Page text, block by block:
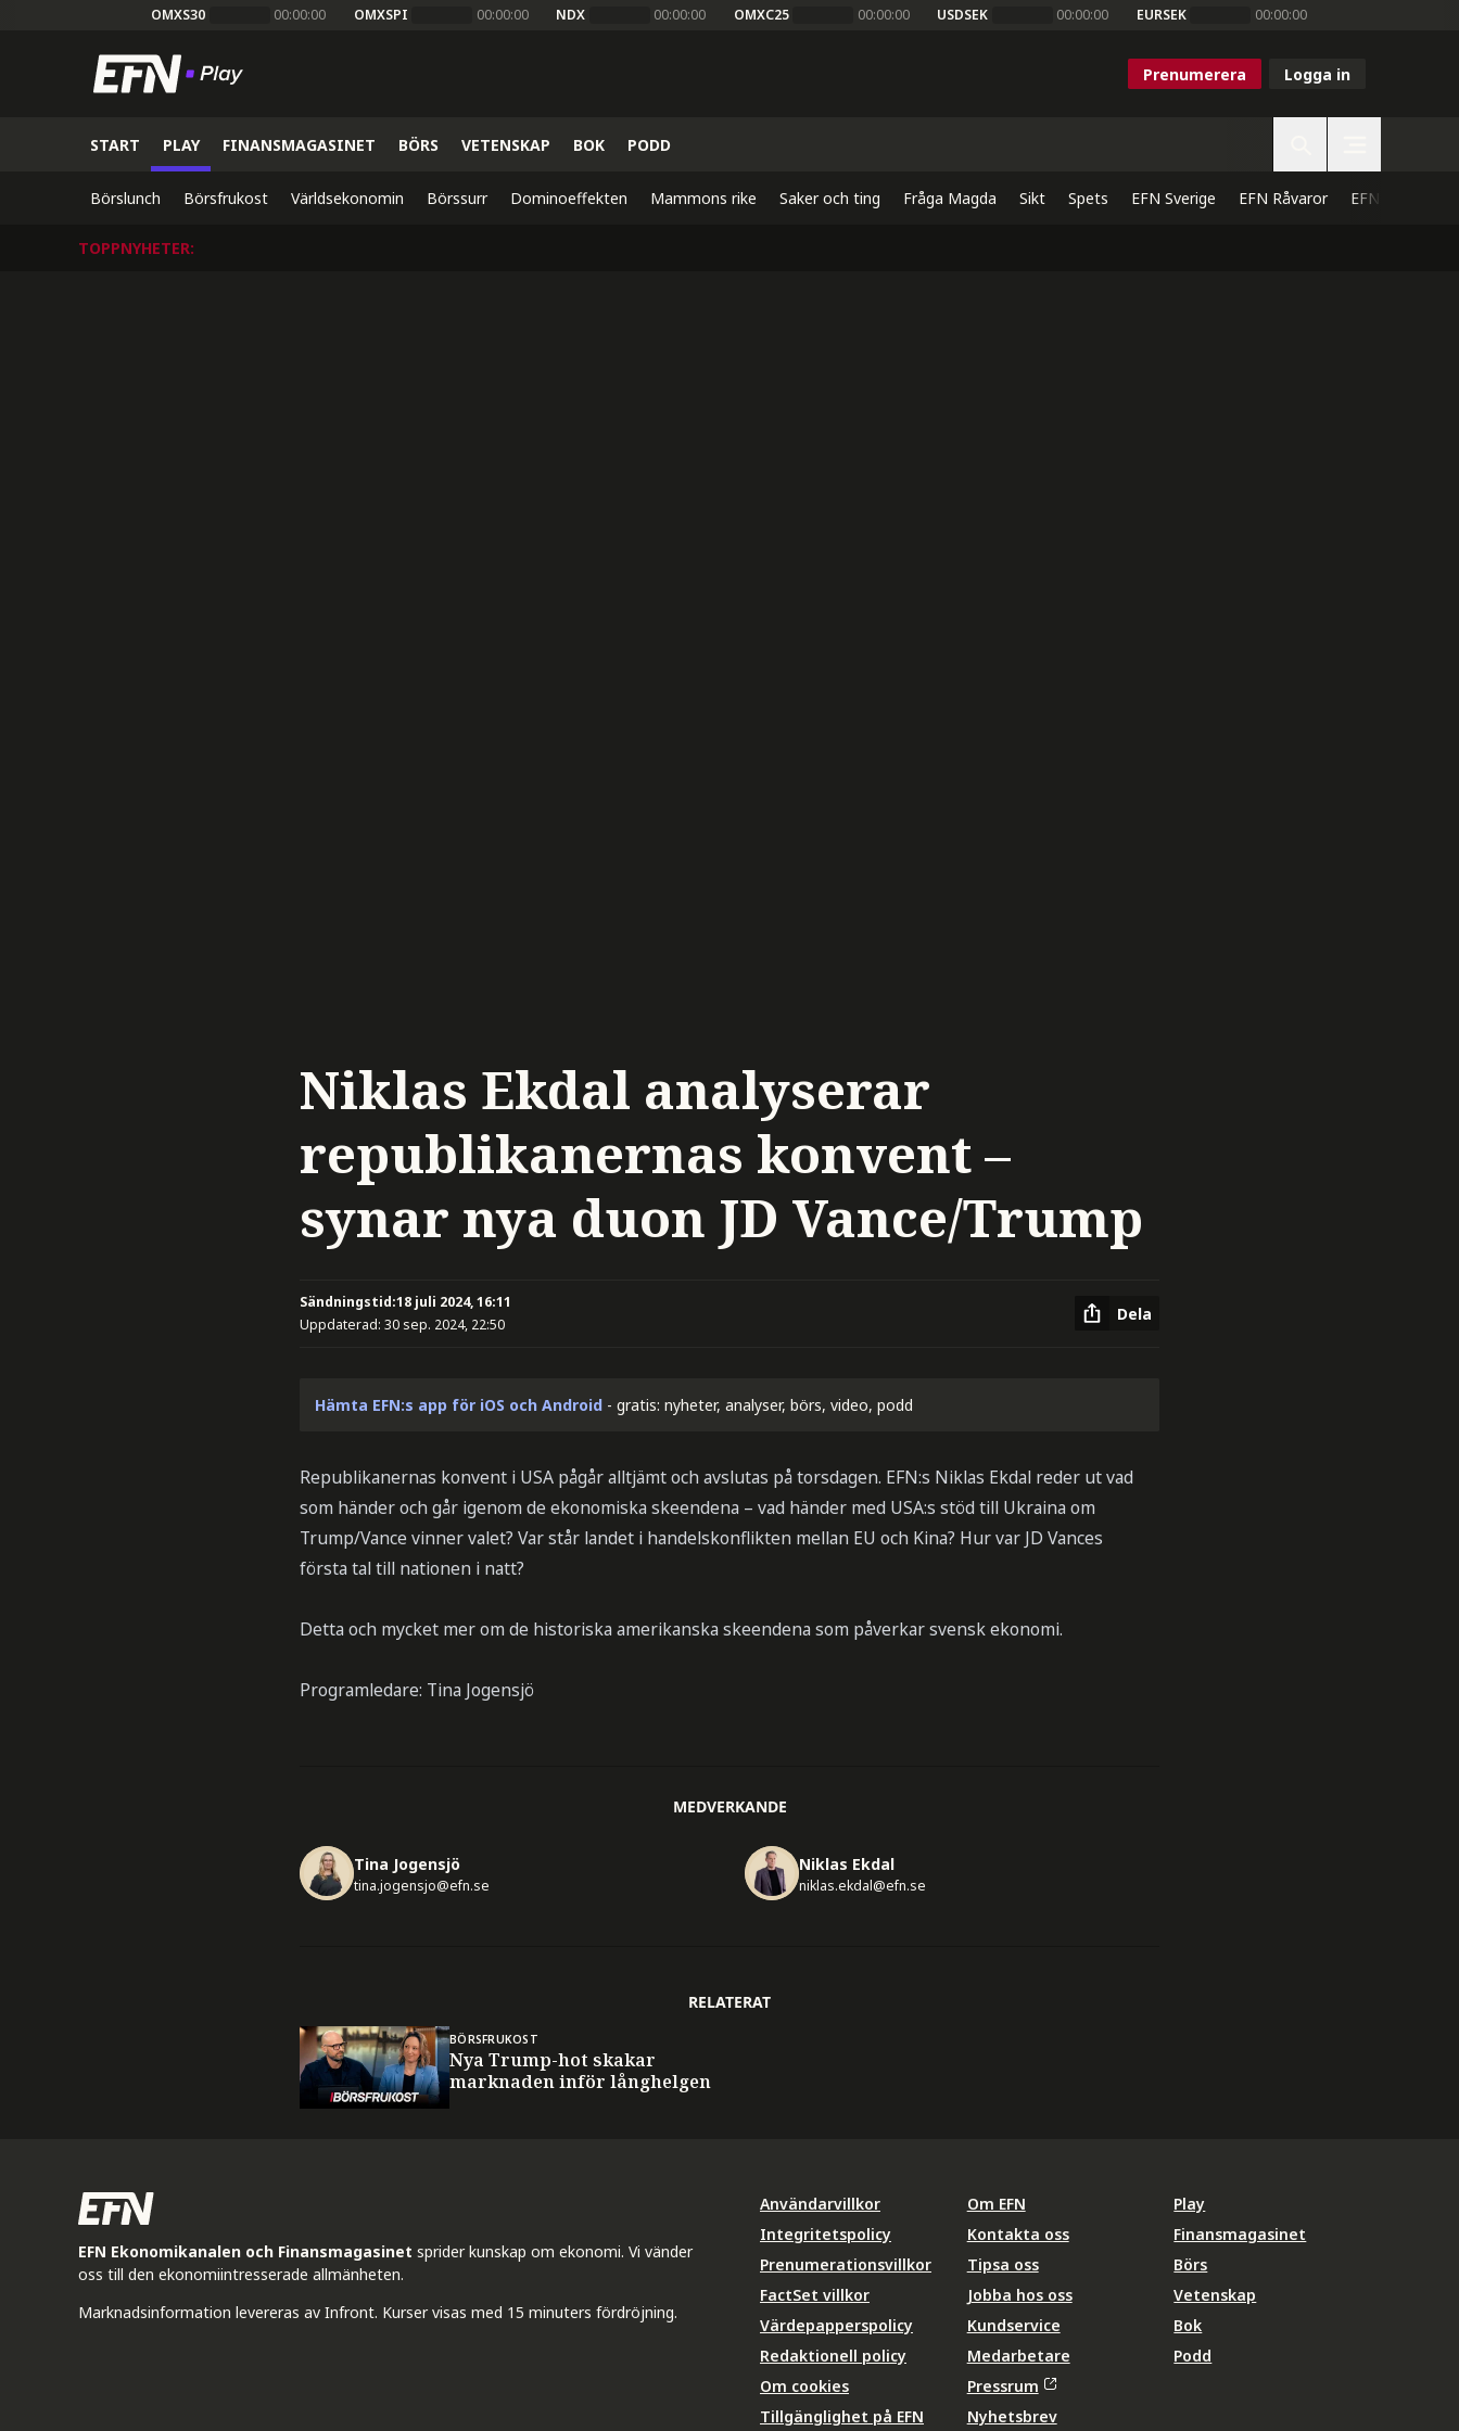
OMXS30 00:00:00 OMXSPI 00:00:00 NDX 00:00:00 OMXC25 00:00:00 USDSEK 00:00:00 EURSEK 00:00:00
Prenumerera Logga in
START PLAY FINANSMAGASINET BÖRS VETENSKAP BOK PODD
Börslunch Börsfrukost Världsekonomin Börssurr Dominoeffekten Mammons rike Saker och ting Fråga Magda Sikt Spets EFN Sverige EFN Råvaror EFN Direkt
TOPPNYHETER:
Niklas Ekdal analyserar
republikanernas konvent –
synar nya duon JD Vance/Trump
Sändningstid:18 juli 2024, 16:11
Uppdaterad: 30 sep. 2024, 22:50
Dela
Hämta EFN:s app för iOS och Android - gratis: nyheter, analyser, börs, video, podd
Republikanernas konvent i USA pågår alltjämt och avslutas på torsdagen. EFN:s Niklas Ekdal reder ut vad
som händer och går igenom de ekonomiska skeendena – vad händer med USA:s stöd till Ukraina om
Trump/Vance vinner valet? Var står landet i handelskonflikten mellan EU och Kina? Hur var JD Vances
första tal till nationen i natt?
Detta och mycket mer om de historiska amerikanska skeendena som påverkar svensk ekonomi.
Programledare: Tina Jogensjö
MEDVERKANDE
Tina Jogensjö
tina.jogensjo@efn.se
Niklas Ekdal
niklas.ekdal@efn.se
RELATERAT
BÖRSFRUKOST
Nya Trump-hot skakar
marknaden inför långhelgen
EFN Ekonomikanalen och Finansmagasinet sprider kunskap om ekonomi. Vi vänder
oss till den ekonomiintresserade allmänheten.
Marknadsinformation levereras av Infront. Kurser visas med 15 minuters fördröjning.
Användarvillkor
Integritetspolicy
Prenumerationsvillkor
FactSet villkor
Värdepapperspolicy
Redaktionell policy
Om cookies
Tillgänglighet på EFN
Om EFN
Kontakta oss
Tipsa oss
Jobba hos oss
Kundservice
Medarbetare
Pressrum
Nyhetsbrev
Play
Finansmagasinet
Börs
Vetenskap
Bok
Podd